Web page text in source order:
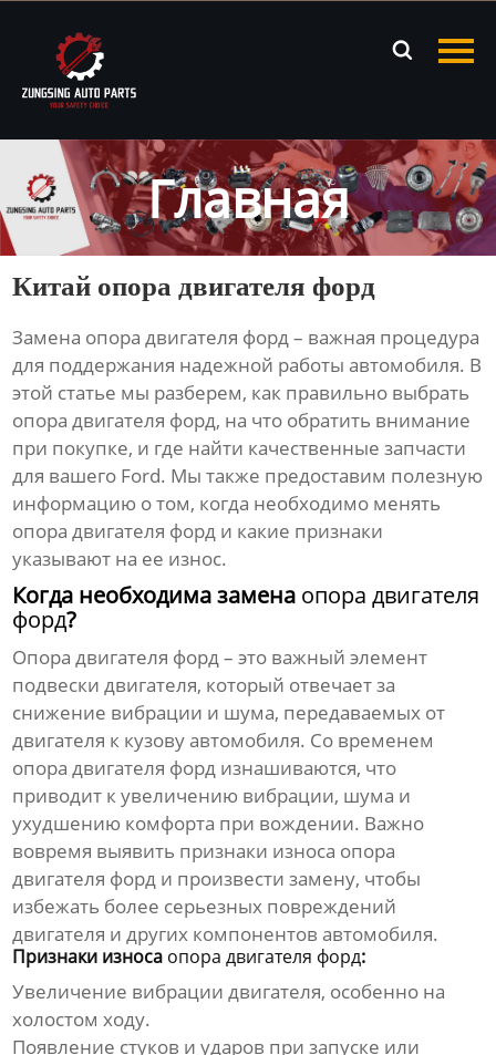

Продукция
Новости
О нас
Контакты
Главная
Китай опора двигателя форд
Замена опора двигателя форд– важная процедура
для поддержания надежной работы автомобиля. В
этой статье мы разберем, как правильно выбрать
опора двигателя форд, на что обратить внимание
при покупке, и где найти качественные запчасти
для вашего Ford. Мы также предоставим полезную
информацию о том, когда необходимо менять
опора двигателя форд и какие признаки
указывают на ее износ.
Когда необходима замена опора двигателя
форд?
Опора двигателя форд– это важный элемент
подвески двигателя, который отвечает за
снижение вибрации и шума, передаваемых от
двигателя к кузову автомобиля. Со временем
опора двигателя форд изнашиваются, что
приводит к увеличению вибрации, шума и
ухудшению комфорта при вождении. Важно
вовремя выявить признаки износа опора
двигателя форд и произвести замену, чтобы
избежать более серьезных повреждений
двигателя и других компонентов автомобиля.
Признаки износа опора двигателя форд:
Увеличение вибрации двигателя, особенно на
холостом ходу.
Появление стуков и ударов при запуске или